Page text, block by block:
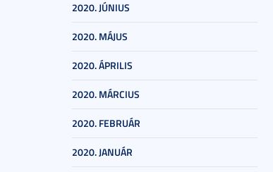
2020. JÚNIUS
2020. MÁJUS
2020. ÁPRILIS
2020. MÁRCIUS
2020. FEBRUÁR
2020. JANUÁR